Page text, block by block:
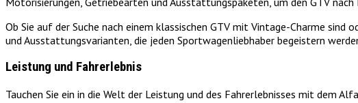
Ob Sie auf der Suche nach einem klassischen GTV mit Vintage-Charme
und Ausstattungsvarianten, die jeden Sportwagenliebhaber begeistern
Leistung und Fahrerlebnis
Tauchen Sie ein in die Welt der Leistung und des Fahrerlebnisses mit dem